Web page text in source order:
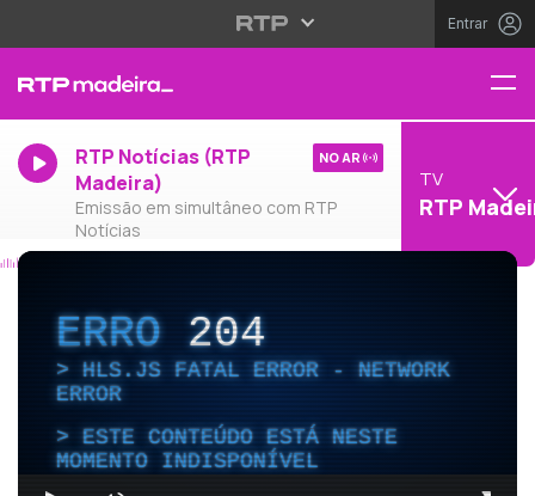
Entrar
RTP Notícias (RTP
Madeira)
Emissão em simultâneo com RTP
Notícias
NO AR
TV
RTP
ERRO204
HLS.JS FATAL ERROR - NETWORK
ERROR
ESTE CONTEÚDO ESTÁ NESTE
MOMENTO INDISPONÍVEL